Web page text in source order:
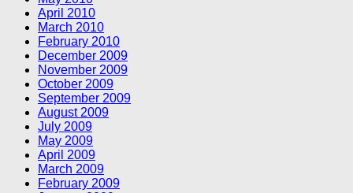
April 2010
March 2010
February 2010
December 2009
November 2009
October 2009
September 2009
August 2009
July 2009
May 2009
April 2009
March 2009
February 2009